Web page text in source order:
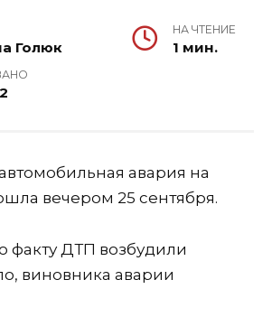
Голюк
НА ЧТЕНИЕ
1 мин.
авария на
вечером 25 сентября.
факту ДТП возбудили
виновника аварии